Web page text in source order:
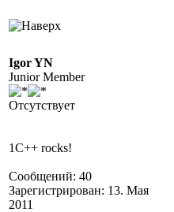
Igor YN
Junior Member
Отсутствует
1C++ rocks!
Сообщений: 40
Зарегистрирован: 13. Мая
2011